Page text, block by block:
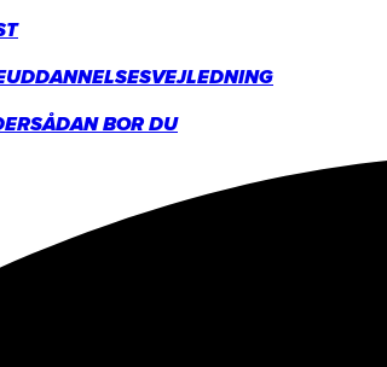
UDDANNELSESVEJLEDNING
SÅDAN BOR DU